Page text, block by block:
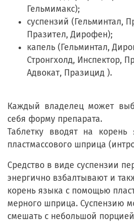
Гельмимакс);
суспензий (Гельминтал,
Празител, Дирофен);
капель (Гельминтал,
Стронгхолд, Инспектор,
Адвокат, Празицид ).
Каждый владелец может
себя форму препарата.
Таблетку вводят на
пластмассового шприца
Средство в виде суспензии
энергично взбалтывают и
корень языка с помощью
мерного шприца. Суспензию
смешать с небольшой